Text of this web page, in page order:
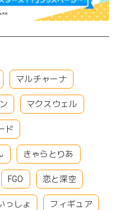
マルチャーナ
マクスウェル
ド
きゃらとりあ
FGO 恋と深空
っしょ フィギュア